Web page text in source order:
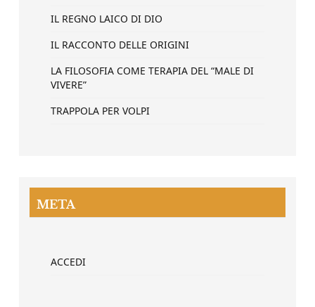
IL REGNO LAICO DI DIO
IL RACCONTO DELLE ORIGINI
LA FILOSOFIA COME TERAPIA DEL “MALE DI
VIVERE”
TRAPPOLA PER VOLPI
META
ACCEDI